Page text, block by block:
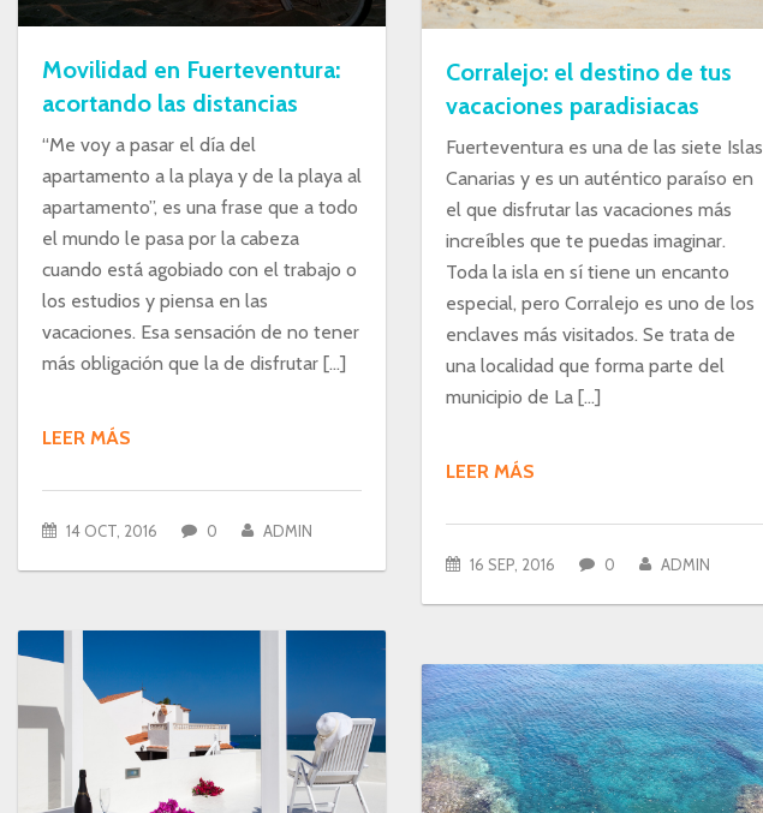
Movilidad en Fuerteventura:
acortando las distancias
“Me voy a pasar el día del
apartamento a la playa y de la playa al
apartamento”, es una frase que a todo
el mundo le pasa por la cabeza
cuando está agobiado con el trabajo o
los estudios y piensa en las
vacaciones. Esa sensación de no tener
más obligación que la de disfrutar […]
LEER MÁS
14 OCT, 2016 0 ADMIN
Corralejo: el destino de tus
vacaciones paradisiacas
Fuerteventura es una de las siete Islas
Canarias y es un auténtico paraíso en
el que disfrutar las vacaciones más
increíbles que te puedas imaginar.
Toda la isla en sí tiene un encanto
especial, pero Corralejo es uno de los
enclaves más visitados. Se trata de
una localidad que forma parte del
municipio de La […]
LEER MÁS
16 SEP, 2016 0 ADMIN